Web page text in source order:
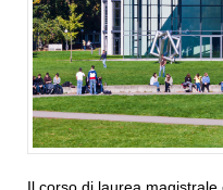
Il corso di laurea